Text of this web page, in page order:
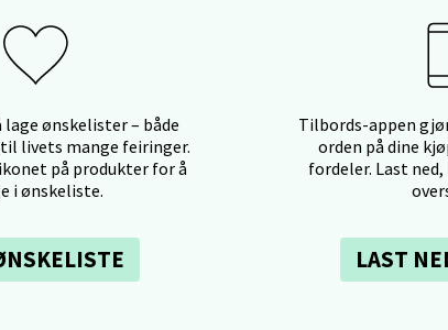
ønskelister – både
livets mange feiringer.
på produkter for å
i ønskeliste.
Tilbords-appen
orden på dine
fordeler. Last
LAST
Ålesund - Thon Senter Moa
Langelandsvegen 25, 6010 Ålesund
Åpent i dag 10-18
Molde - Moldetorget